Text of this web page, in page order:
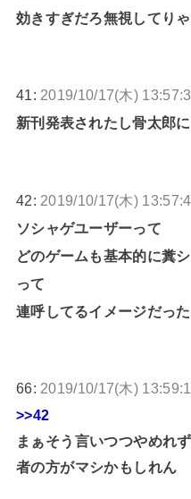
効きすぎだろ無視してり
41: 2019/10/17(木)
新刊発表されたし骨太郎
42: 2019/10/17(木)
ソシャゲユーザーって
どのゲームも基本的に糞
って
連呼してるイメージだっ
66: 2019/10/17(木)
>>42
まぁそう言いつつやめれ
者の方がマシかもしれん